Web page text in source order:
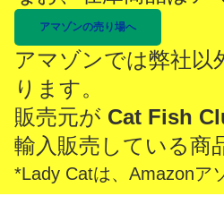
アマゾンの売り場へ
アマゾンでは弊社以
ります。
販売元が Cat Fish
輸入販売している商
*Lady Catは、Amazonア